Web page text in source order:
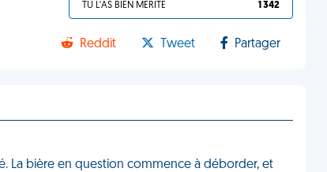
TU L'AS BIEN MÉRITÉ 1 342
Reddit Tweet Partager
La bière en question commence à déborder, et